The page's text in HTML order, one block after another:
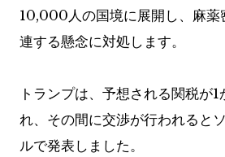
10,000人の国境に展開し、麻薬
連する懸念に対処します。
トランプは、予想される関税が
れ、その間に交渉が行われると
ルで発表しました。